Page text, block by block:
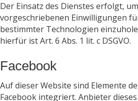
Der Einsatz des Dienstes erfolgt,
vorgeschriebenen Einwilligungen
bestimmter Technologien
hierfür ist Art. 6 Abs. 1 lit. c DSGVO.
Facebook
Auf dieser Website sind Elemente
Facebook integriert. Anbieter